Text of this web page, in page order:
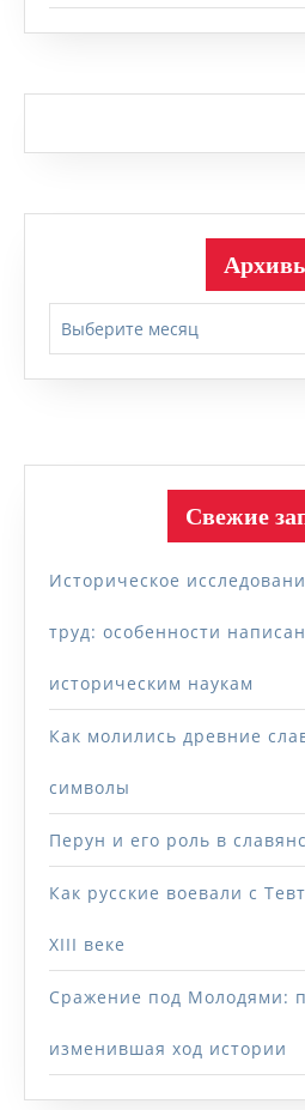
Свежие
Историческое
труд: особенности
историческим наукам
Как молились древние
символы
Перун и его роль в
Как русские воевали с
XIII веке
Сражение под Молодями:
изменившая ход истории